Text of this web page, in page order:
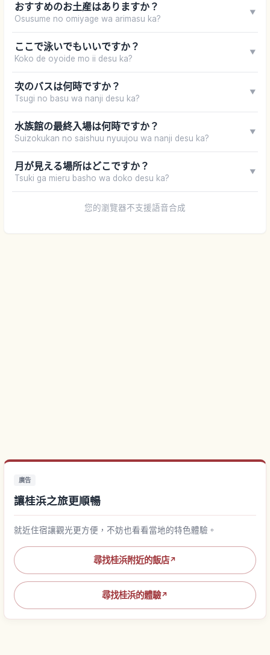
おすすめのお土産はありますか？
Osusume no omiyage wa arimasu ka?
▼
ここで泳いでもいいですか？
Koko de oyoide mo ii desu ka?
▼
次のバスは何時ですか？
Tsugi no basu wa nanji desu ka?
▼
水族館の最終入場は何時ですか？
Suizokukan no saishuu nyuujou wa nanji desu ka?
▼
月が見える場所はどこですか？
Tsuki ga mieru basho wa doko desu ka?
▼
您的瀏覽器不支援語音合成
廣告
讓桂浜之旅更順暢
就近住宿讓觀光更方便，不妨也看看當地的特色體驗。
尋找桂浜附近的飯店↗
尋找桂浜的體驗↗